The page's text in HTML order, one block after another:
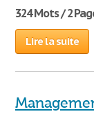
324 Mots / 2
Lire la suite